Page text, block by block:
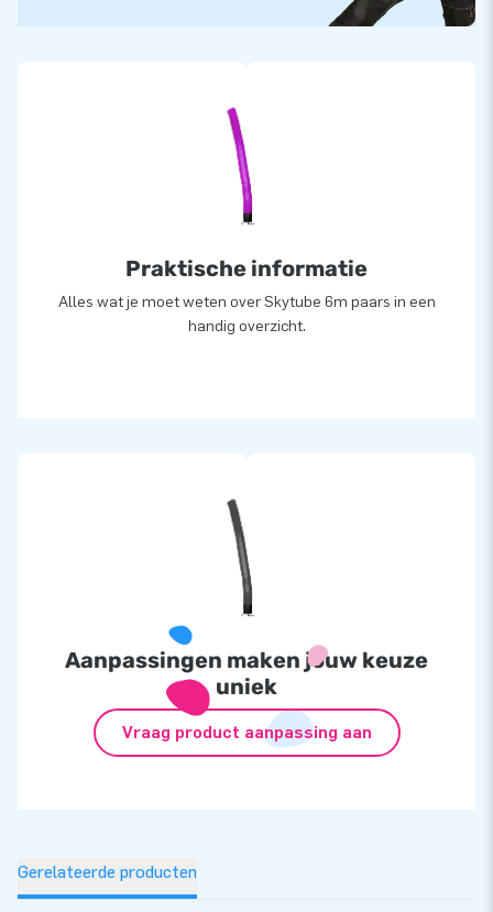
Praktische informatie
Alles wat je moet weten over Skytube 6m paars in een
handig overzicht.
Aanpassingen maken jouw keuze
uniek
Vraag product aanpassing aan
Gerelateerde producten